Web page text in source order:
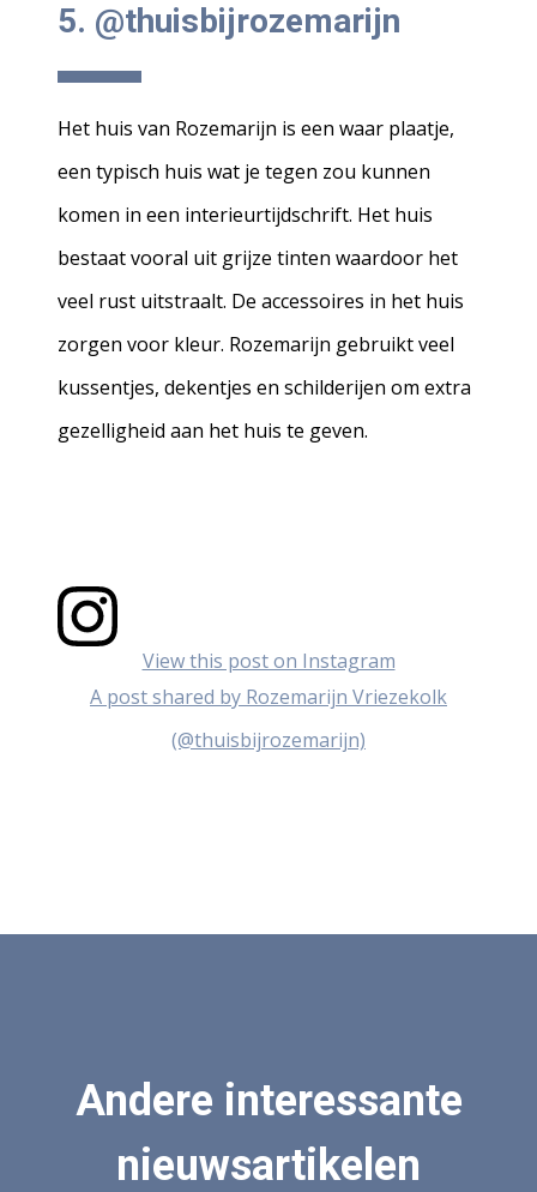
5. @thuisbijrozemarijn
Het huis van Rozemarijn is een waar plaatje,
een typisch huis wat je tegen zou kunnen
komen in een interieurtijdschrift. Het huis
bestaat vooral uit grijze tinten waardoor het
veel rust uitstraalt. De accessoires in het huis
zorgen voor kleur. Rozemarijn gebruikt veel
kussentjes, dekentjes en schilderijen om extra
gezelligheid aan het huis te geven.
View this post on Instagram
A post shared by Rozemarijn Vriezekolk
(@thuisbijrozemarijn)
Andere interessante
nieuwsartikelen